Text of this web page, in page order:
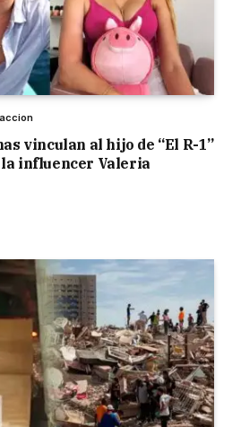
vinculan al hijo de “El R-1”
influencer Valeria